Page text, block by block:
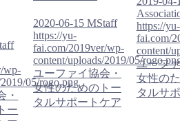
wp-
05/rogo.png
・
ー
2020-06-15 MStaff
https://yu-
fai.com/2019ver/wp-
content/uploads/2019/05/
ユーファイ協会・
女性のためのトー
タルサポートケア
https://yu-
fai.com/
content/
ユーフ
女性の
タルサ